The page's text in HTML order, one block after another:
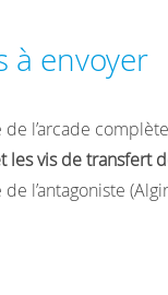
à envoyer
l’arcade
les vis de transfert
l’antagoniste